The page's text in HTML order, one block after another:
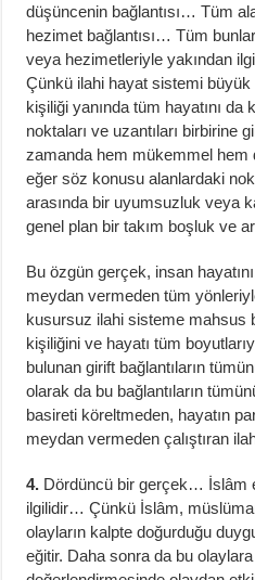
düşüncenin bağlantısı… Tüm
hezimet bağlantısı… Tüm
veya hezimetleriyle yakından
Çünkü ilahi hayat sistemi büyük
kişiliği yanında tüm hayatını da
noktaları ve uzantıları birbirine
zamanda hem mükemmel hem
eğer söz konusu alanlardaki
arasında bir uyumsuzluk veya
genel plan bir takım boşluk ve
Bu özgün gerçek, insan
meydan vermeden tüm
kusursuz ilahi sisteme mahsus
kişiliğini ve hayatı tüm
bulunan girift bağlantıların
olarak da bu bağlantıların
basireti köreltmeden, hayatın
meydan vermeden çalıştıran
4. Dördüncü bir gerçek… İslâm
ilgilidir… Çünkü İslâm,
olayların kalpte doğurduğu
eğitir. Daha sonra da bu